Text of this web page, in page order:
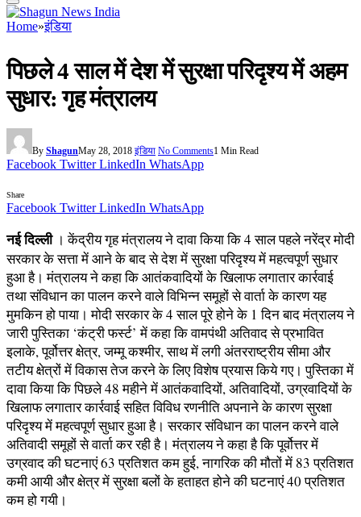
Home»इंडिया
पिछले 4 साल में देश में सुरक्षा परिदृश्य में अहम
सुधार: गृह मंत्रालय
By ShagunMay 28, 2018 इंडिया No Comments1 Min Read
Facebook Twitter LinkedIn WhatsApp
Share
Facebook Twitter LinkedIn WhatsApp
नई दिल्ली। केंद्रीय गृह मंत्रालय ने दावा किया कि 4 साल पहले नरेंद्र मोदी
सरकार के सत्ता में आने के बाद से देश में सुरक्षा परिदृश्य में महत्वपूर्ण सुधार
हुआ है। मंत्रालय ने कहा कि आतंकवादियों के खिलाफ लगातार कार्रवाई
तथा संविधान का पालन करने वाले विभिन्न समूहों से वार्ता के कारण यह
मुमकिन हो पाया। मोदी सरकार के 4 साल पूरे होने के 1 दिन बाद मंत्रालय ने
जारी पुस्तिका ‘कंट्री फर्स्ट’ में कहा कि वामपंथी अतिवाद से प्रभावित
इलाके, पूर्वोत्तर क्षेत्र, जम्मू कश्मीर, साथ में लगी अंतरराष्ट्रीय सीमा और
तटीय क्षेत्रों में विकास तेज करने के लिए विशेष प्रयास किये गए। पुस्तिका में
दावा किया कि पिछले 48 महीने में आतंकवादियों, अतिवादियों, उग्रवादियों के
खिलाफ लगातार कार्रवाई सहित विविध रणनीति अपनाने के कारण सुरक्षा
परिदृश्य में महत्वपूर्ण सुधार हुआ है। सरकार संविधान का पालन करने वाले
अतिवादी समूहों से वार्ता कर रही है। मंत्रालय ने कहा है कि पूर्वोत्तर में
उग्रवाद की घटनाएं 63 प्रतिशत कम हुई, नागरिक की मौतों में 83 प्रतिशत
कमी आयी और क्षेत्र में सुरक्षा बलों के हताहत होने की घटनाएं 40 प्रतिशत
कम हो गयी।